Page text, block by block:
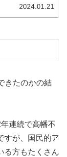
2024.01.21
きたのかの結
連続で高幡不
すが、国民的ア
る方もたくさん